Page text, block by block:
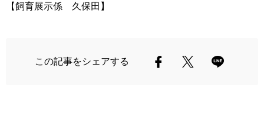
【飼育展示係 久保田】
この記事をシェアする